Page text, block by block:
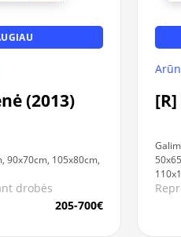
(2013)
90x70cm, 105x80cm,
drobės
205-700€